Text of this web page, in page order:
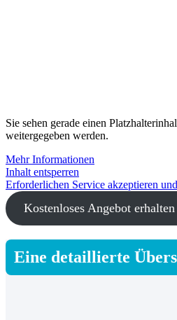
Sie sehen gerade einen
weitergegeben werden.
Mehr Informationen
Inhalt entsperren
Erforderlichen Service akzeptieren
Kostenloses Angebot erhalten
Eine detaillierte